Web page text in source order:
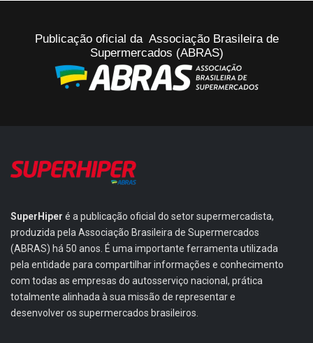
Publicação oficial da Associação Brasileira de
Supermercados (ABRAS)
SuperHiper é a publicação oficial do setor supermercadista,
produzida pela Associação Brasileira de Supermercados
(ABRAS) há 50 anos. É uma importante ferramenta utilizada
pela entidade para compartilhar informações e conhecimento
com todas as empresas do autosserviço nacional, prática
totalmente alinhada à sua missão de representar e
desenvolver os supermercados brasileiros.